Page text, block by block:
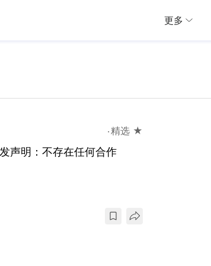
更多
精选 ★
声明：不存在任何合作